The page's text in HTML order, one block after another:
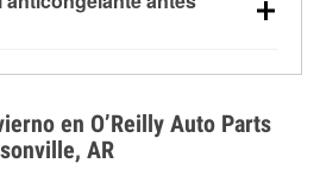
cada 10 °F que baja la
más información sobre
en condiciones de frío
comprobar la protección
sección How-To.
en O’Reilly Auto Parts
AR